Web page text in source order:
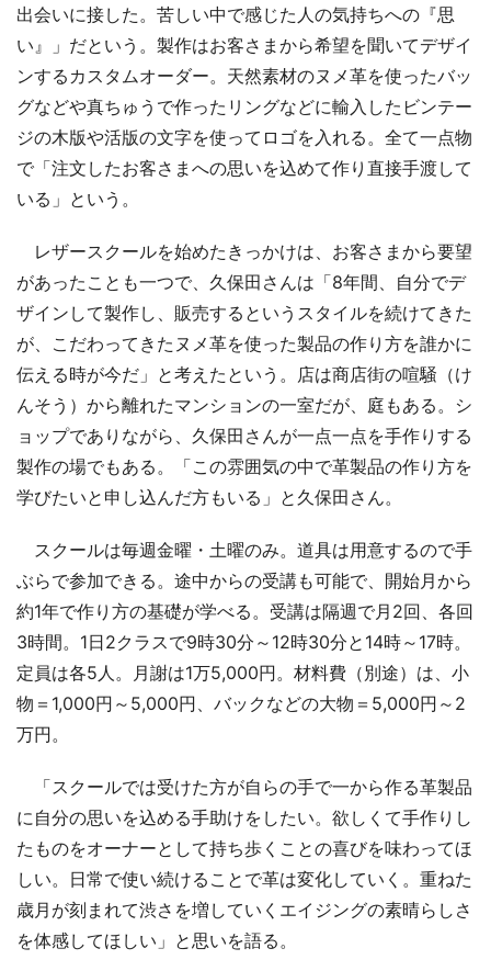
出会いに接した。苦しい中で感じた人の気持ちへの『思
い』」だという。製作はお客さまから希望を聞いてデザイ
ンするカスタムオーダー。天然素材のヌメ革を使ったバッ
グなどや真ちゅうで作ったリングなどに輸入したビンテー
ジの木版や活版の文字を使ってロゴを入れる。全て一点物
で「注文したお客さまへの思いを込めて作り直接手渡して
いる」という。
レザースクールを始めたきっかけは、お客さまから要望
があったことも一つで、久保田さんは「8年間、自分でデ
ザインして製作し、販売するというスタイルを続けてきた
が、こだわってきたヌメ革を使った製品の作り方を誰かに
伝える時が今だ」と考えたという。店は商店街の喧騒（け
んそう）から離れたマンションの一室だが、庭もある。シ
ョップでありながら、久保田さんが一点一点を手作りする
製作の場でもある。「この雰囲気の中で革製品の作り方を
学びたいと申し込んだ方もいる」と久保田さん。
スクールは毎週金曜・土曜のみ。道具は用意するので手
ぶらで参加できる。途中からの受講も可能で、開始月から
約1年で作り方の基礎が学べる。受講は隔週で月2回、各回
3時間。1日2クラスで9時30分～12時30分と14時～17時。
定員は各5人。月謝は1万5,000円。材料費（別途）は、小
物＝1,000円～5,000円、バックなどの大物＝5,000円～2
万円。
「スクールでは受けた方が自らの手で一から作る革製品
に自分の思いを込める手助けをしたい。欲しくて手作りし
たものをオーナーとして持ち歩くことの喜びを味わってほ
しい。日常で使い続けることで革は変化していく。重ねた
歳月が刻まれて渋さを増していくエイジングの素晴らしさ
を体感してほしい」と思いを語る。